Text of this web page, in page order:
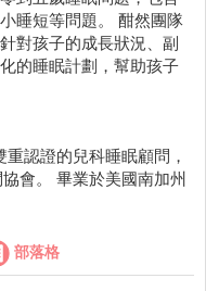
睡短等問題。 酣然團隊
對孩子的成長狀況、副
的睡眠計劃，幫助孩子
認證的兒科睡眠顧問，
會。 畢業於美國南加州
部落格